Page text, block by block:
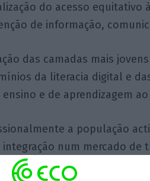
do acesso equitativo
de informação,
das camadas mais
da literacia digital e
e de aprendizagem
a população
num mercado de
digitais;